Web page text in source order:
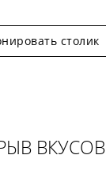
столик
ВКУСОВ